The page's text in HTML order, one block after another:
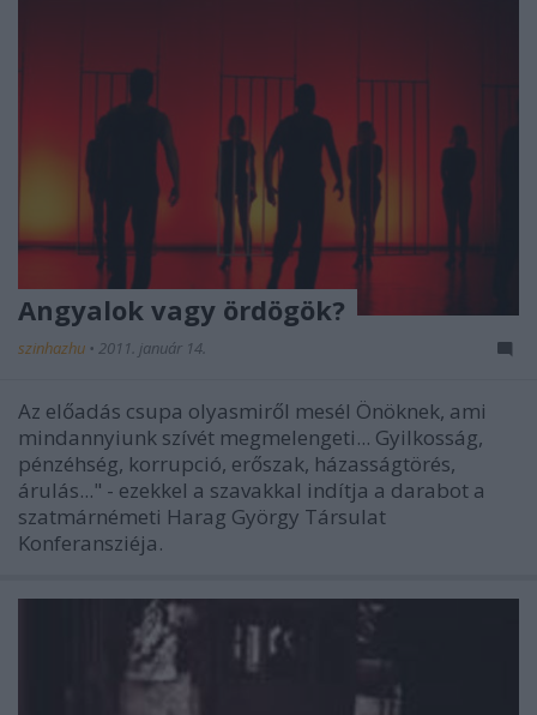
Angyalok vagy ördögök?
szinhazhu • 2011. január 14.
Az előadás csupa olyasmiről mesél Önöknek, ami
mindannyiunk szívét megmelengeti... Gyilkosság,
pénzéhség, korrupció, erőszak, házasságtörés,
árulás..." - ezekkel a szavakkal indítja a darabot a
szatmárnémeti Harag György Társulat
Konferansziéja.